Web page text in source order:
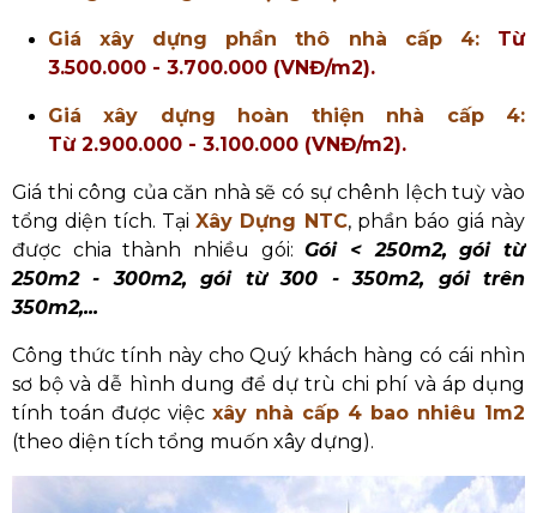
Giá xây dựng phần thô nhà cấp 4: Từ
3.500.000 - 3.700.000 (VNĐ/m2).
Giá xây dựng hoàn thiện nhà cấp 4:
Từ 2.900.000 - 3.100.000 (VNĐ/m2).
Giá thi công của căn nhà sẽ có sự chênh lệch tuỳ vào
tổng diện tích. TạiXây Dựng NTC, phần báo giá này
được chia thành nhiều gói:Gói < 250m2, gói từ
250m2 - 300m2, gói từ 300 - 350m2, gói trên
350m2,...
Công thức tính này cho Quý khách hàng có cái nhìn
sơ bộ và dễ hình dung để dự trù chi phí và áp dụng
tính toán được việc xây nhà cấp 4 bao nhiêu 1m2
(theo diện tích tổng muốn xây dựng).